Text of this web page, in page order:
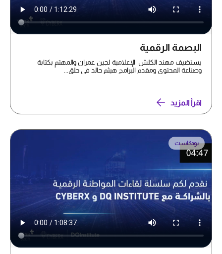
البصمة الرقمية
يستضيف مهند الكلش الإعلامية لجين عمران والمهتم بكتابة
وصناعة المحتوى ومقدم البرامج هيثم حالد في حلق...
اقرأ المزيد
بودكاست